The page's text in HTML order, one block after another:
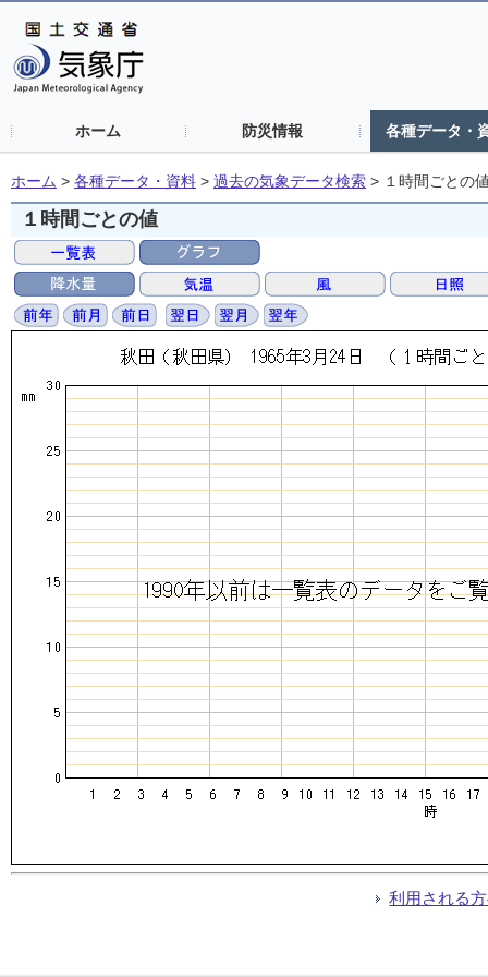
ホーム 防災情報 各種データ・
ホーム > 各種データ・資料 > 過去の気象データ検索 > １時間ごとの
１時間ごとの値
利用される